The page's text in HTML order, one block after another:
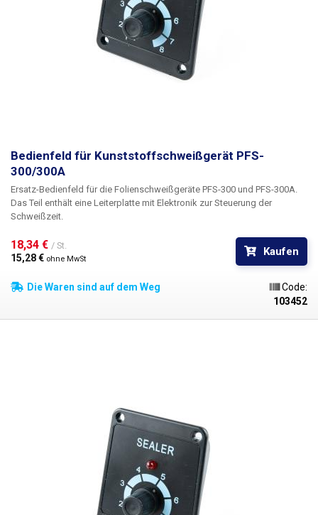
Bedienfeld für Kunststoffschweißgerät PFS-
300/300A
Ersatz-Bedienfeld für die Folienschweißgeräte PFS-300 und PFS-300A.
Das Teil enthält eine Leiterplatte mit Elektronik zur Steuerung der
Schweißzeit.
18,34 € / St.
15,28 € ohne MwSt
Kaufen
Die Waren sind auf dem Weg
Code:
103452